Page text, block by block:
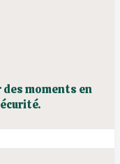
moments en